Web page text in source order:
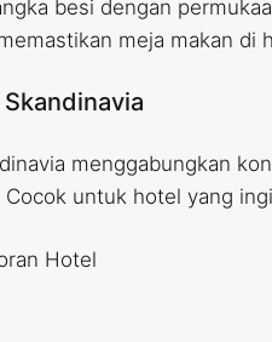
besi dengan
meja makan di
Skandinavia
menggabungkan
Cocok untuk hotel yang